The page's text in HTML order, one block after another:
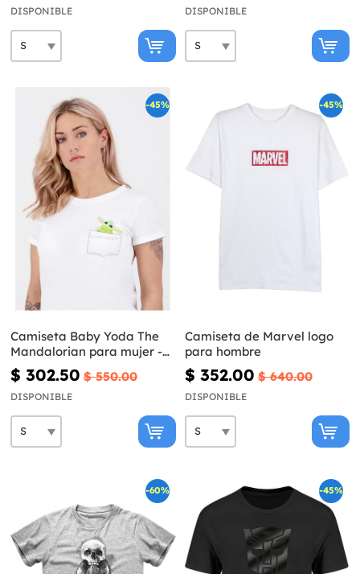
DISPONIBLE DISPONIBLE
-45%
Camiseta Baby Yoda The
Mandalorian para mujer -
Star Wars
$ 302.50 $ 550.00
DISPONIBLE
-45%
Camiseta de Marvel logo
para hombre
$ 352.00 $ 640.00
DISPONIBLE
-60% -45%